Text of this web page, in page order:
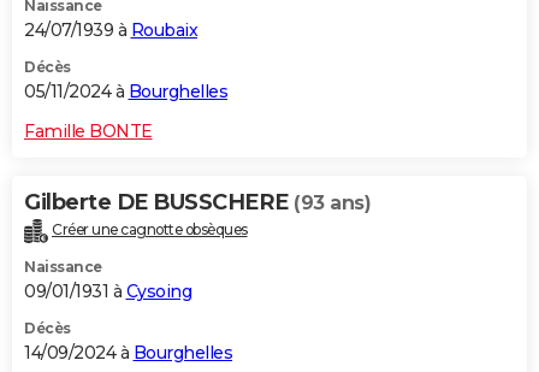
Naissance
24/07/1939 à Roubaix
Décès
05/11/2024 à Bourghelles
Famille BONTE
Gilberte DE BUSSCHERE (93 ans)
Créer une cagnotte obsèques
Naissance
09/01/1931 à Cysoing
Décès
14/09/2024 à Bourghelles